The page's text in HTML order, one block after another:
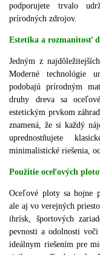
podporujete trvalo
prírodných zdrojov.
Estetika a rozmanitosť
Jedným z
Moderné technológie
podobajú prírodným
druhy dreva sa
estetickým prvkom
znamená, že si každý
uprednostňujete
minimalistické riešenia,
Použitie oceľových
Oceľové ploty sa hojne
ale aj vo verejných
ihrísk, športových
pevnosti a odolnosti
ideálnym riešením pre